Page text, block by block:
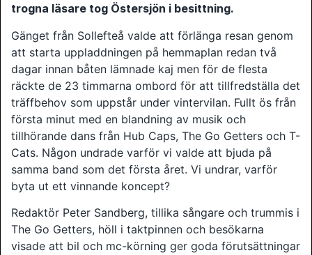
trogna läsare tog Östersjön i besittning.
Gänget från Sollefteå valde att förlänga resan genom
att starta uppladdningen på hemmaplan redan två
dagar innan båten lämnade kaj men för de flesta
räckte de 23 timmarna ombord för att tillfredställa det
träffbehov som uppstår under vintervilan. Fullt ös från
första minut med en blandning av musik och
tillhörande dans från Hub Caps, The Go Getters och T-
Cats. Någon undrade varför vi valde att bjuda på
samma band som det första året. Vi undrar, varför
byta ut ett vinnande koncept?
Redaktör Peter Sandberg, tillika sångare och trummis i
The Go Getters, höll i taktpinnen och besökarna
visade att bil och mc-körning ger goda förutsättningar